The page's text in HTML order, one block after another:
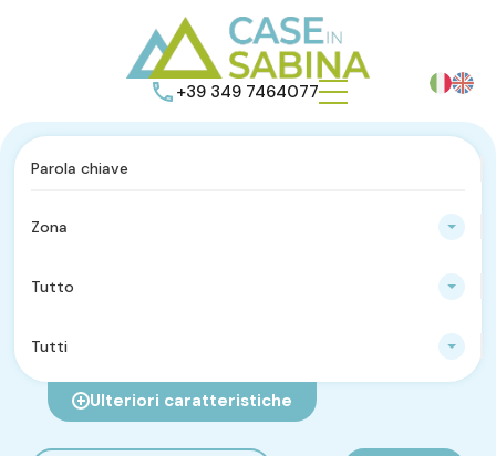
+39 349 7464077
Zona
Tutto
Tutti
Ulteriori caratteristiche